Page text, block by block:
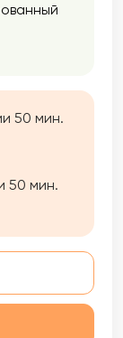
50 мин.
50 мин.